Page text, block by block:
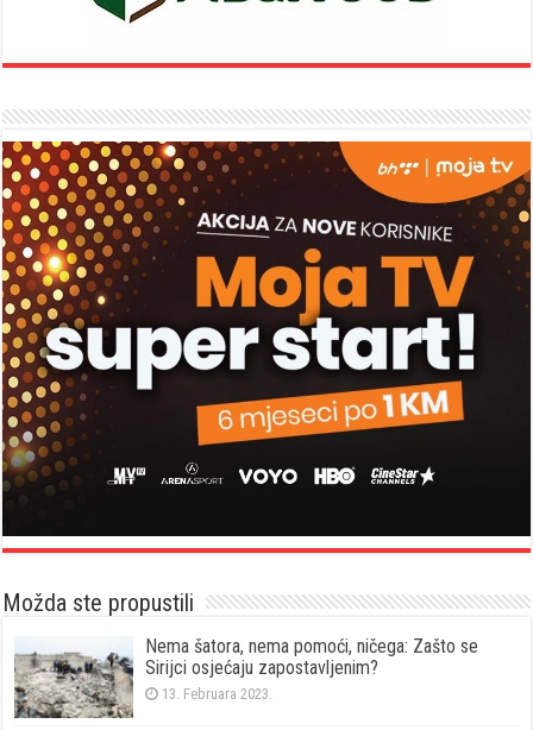
Možda ste propustili
Nema šatora, nema pomoći, ničega: Zašto se
Sirijci osjećaju zapostavljenim?
13. Februara 2023.